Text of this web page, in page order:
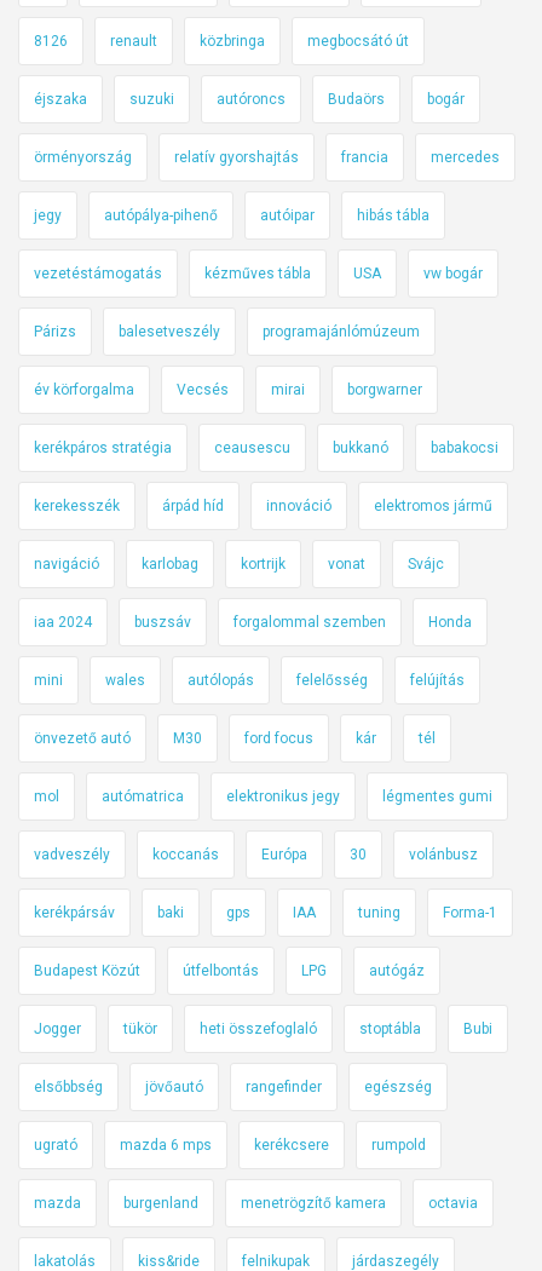
8126 renault közbringa megbocsátó út
éjszaka suzuki autóroncs Budaörs bogár
örményország relatív gyorshajtás francia mercedes
jegy autópálya-pihenő autóipar hibás tábla
vezetéstámogatás kézműves tábla USA vw bogár
Párizs balesetveszély programajánlómúzeum
év körforgalma Vecsés mirai borgwarner
kerékpáros stratégia ceausescu bukkanó babakocsi
kerekesszék árpád híd innováció elektromos jármű
navigáció karlobag kortrijk vonat Svájc
iaa 2024 buszsáv forgalommal szemben Honda
mini wales autólopás felelősség felújítás
önvezető autó M30 ford focus kár tél
mol autómatrica elektronikus jegy légmentes gumi
vadveszély koccanás Európa 30 volánbusz
kerékpársáv baki gps IAA tuning Forma-1
Budapest Közút útfelbontás LPG autógáz
Jogger tükör heti összefoglaló stoptábla Bubi
elsőbbség jövőautó rangefinder egészség
ugrató mazda 6 mps kerékcsere rumpold
mazda burgenland menetrögzítő kamera octavia
lakatolás kiss&ride felnikupak járdaszegély